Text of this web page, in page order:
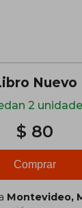
Nuevo
2
$ 80
Comprar
a Montevideo,